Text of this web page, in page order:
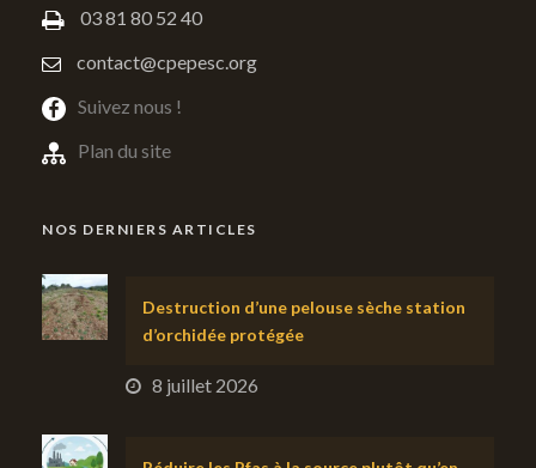
03 81 80 52 40
contact@cpepesc.org
Suivez nous !
Plan du site
NOS DERNIERS ARTICLES
Destruction d’une pelouse sèche station
d’orchidée protégée
8 juillet 2026